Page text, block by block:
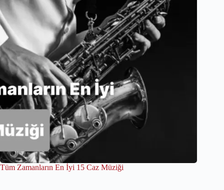
Tüm Zamanların En İyi 15 Caz Müziği